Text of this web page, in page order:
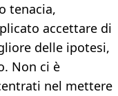
tenacia,
accettare di
delle ipotesi,
Non ci è
nel mettere